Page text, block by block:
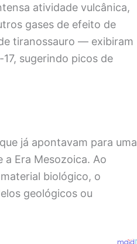
atividade vulcânica,
gases de efeito de
tiranossauro — exibiram
sugerindo picos de
já apontavam para uma
Era Mesozoica. Ao
biológico, o
geológicos ou